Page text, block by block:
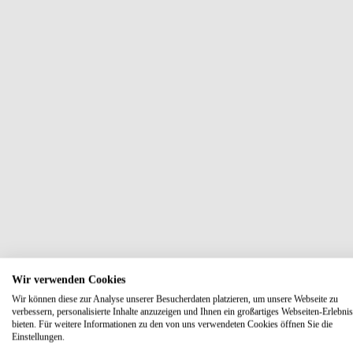
Wir verwenden Cookies
Wir können diese zur Analyse unserer Besucherdaten platzieren, um unsere Webseite zu
verbessern, personalisierte Inhalte anzuzeigen und Ihnen ein großartiges Webseiten-
bieten. Für weitere Informationen zu den von uns verwendeten Cookies öffnen Sie die
Einstellungen.